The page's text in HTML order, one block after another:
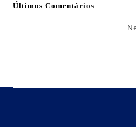
Últimos Comentários